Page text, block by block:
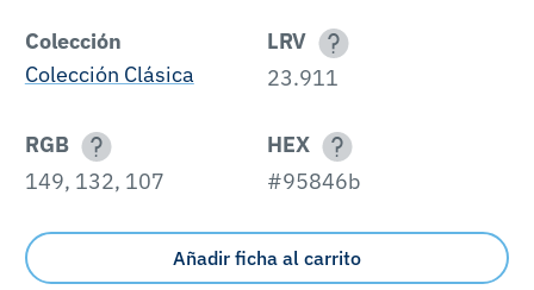
Colección
Colección Clásica
LRV
23.911
RGB
149, 132, 107
HEX
#95846b
Añadir ficha al carrito